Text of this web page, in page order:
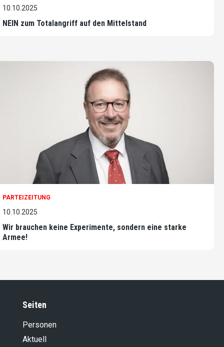
10.10.2025
NEIN zum Totalangriff auf den Mittelstand
PARTEIZEITUNG
10.10.2025
Wir brauchen keine Experimente, sondern eine starke
Armee!
Seiten
Personen
Aktuell